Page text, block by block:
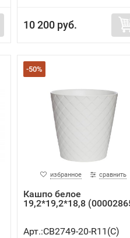
10 200 руб.
-50%
избранное сравнить
Кашпо белое
19,2*19,2*18,8
Арт.:CB2749-20-R11(C)